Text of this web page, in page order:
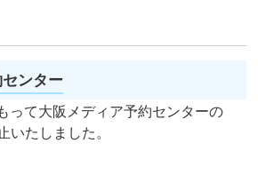
ンター
って大阪メディア予約センターの
いたしました。